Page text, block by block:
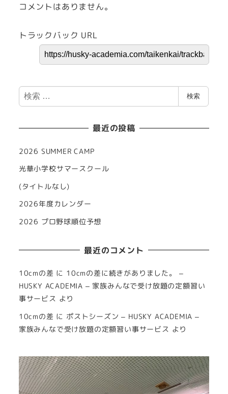
コメントはありません。
トラックバック URL
検
索
検索
最近の投稿
2026 SUMMER CAMP
光華小学校サマースクール
(タイトルなし)
2026年度カレンダー
2026 プロ野球順位予想
最近のコメント
10cmの差 に 10cmの差に続きがありました。 –
HUSKY ACADEMIA – 家族みんなで受け放題の定額習い
事サービス より
10cmの差 に ポストシーズン – HUSKY ACADEMIA –
家族みんなで受け放題の定額習い事サービス より